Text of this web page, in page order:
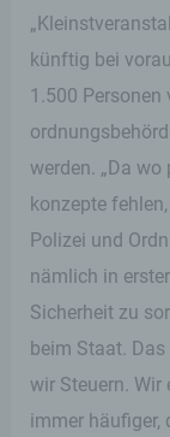
künftig bei
1.500 Personen
werden. „Da
konzepte
Polizei und
nämlich in
Sicherheit zu
beim Staat.
wir Steuern. Wir
immer häufiger,